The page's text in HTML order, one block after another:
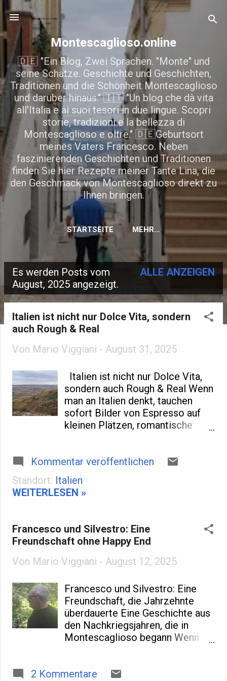
Direkt zum Hauptbereich
Montescaglioso.online
🇩🇪 "Ein Blog, Zwei Sprachen. "Monte" und
seine Schätze. Geschichte und Geschichten,
Traditionen und die Schönheit Montescaglioso
und darüber hinaus." 🇮🇹 "Un blog che dà vita
all'Italia e ai suoi tesori in due lingue. Scopri
storie, tradizioni e la bellezza di
Montescaglioso e oltre." 🇩🇪Geburtsort
meines Vaters Francesco. Neben
faszinierenden Geschichten und Traditionen
finden Sie hier Rezepte meiner Tante Lina, die
den Geschmack von Montescaglioso direkt zu
Ihnen bringen.
STARTSEITE MEHR…
P
o
Es werden Posts vom
August, 2025 angezeigt.
ALLE ANZEIGEN
Italien ist nicht nur Dolce Vita, sondern
auch Rough & Real
Von Mario Viggiani - August 31, 2025
Italien ist nicht nur Dolce Vita,
sondern auch Rough & Real Wenn
man an Italien denkt, tauchen
sofort Bilder von Espresso auf
kleinen Plätzen, romantische
auf, das berühmte Dolce Vita
oder der sagenumwobene
Espresso sospeso . All das ist
Italien. Aber Italien ist eben nicht
roh. Direkt. Manchmal unbequem.
Und genau das macht das Land so
spannend. Zwischen
Postkartenidylle und Realität Die
Postkarten zeigen Venedigs
Gondeln, die Toskana im
Sonnenuntergang oder bunte
Häuser in Cinque Terre . Alles
wunderschön – keine Frage. Aber
wenn man länger bleibt, lernt man
auch die andere Seite kennen:
Bürokratie, die einem den letzten
Kommentar veröffentlichen
Standort: Italien
WEITERLESEN »
Francesco und Silvestro: Eine
Freundschaft ohne Happy End
Von Mario Viggiani - August 12, 2025
Francesco und Silvestro: Eine
Freundschaft, die Jahrzehnte
überdauerte Eine Geschichte aus
den Nachkriegsjahren, die in
Montescaglioso begann Wenn
neigt sich dem Ende zu. Im
2 Kommentare